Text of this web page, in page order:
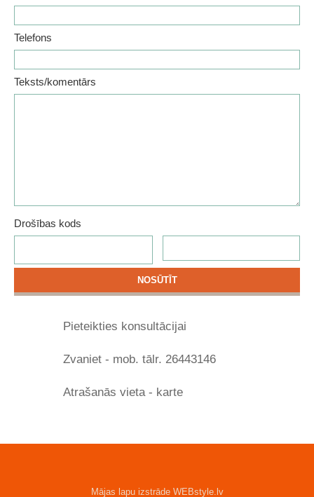
Telefons
Teksts/komentārs
Drošības kods
Pieteikties konsultācijai
Zvaniet - mob. tālr. 26443146
Atrašanās vieta - karte
Mājas lapu izstrāde WEBstyle.lv